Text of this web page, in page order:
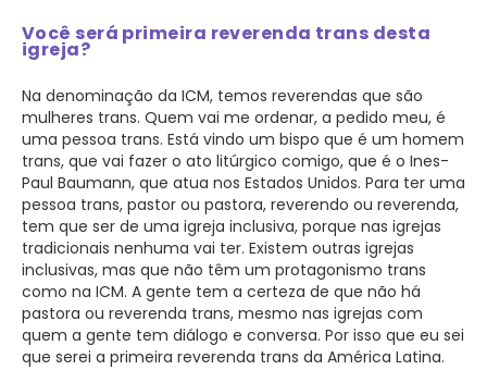
Você será primeira reverenda trans desta
igreja?
Na denominação da ICM, temos reverendas que são
mulheres trans. Quem vai me ordenar, a pedido meu, é
uma pessoa trans. Está vindo um bispo que é um homem
trans, que vai fazer o ato litúrgico comigo, que é o Ines-
Paul Baumann, que atua nos Estados Unidos. Para ter uma
pessoa trans, pastor ou pastora, reverendo ou reverenda,
tem que ser de uma igreja inclusiva, porque nas igrejas
tradicionais nenhuma vai ter. Existem outras igrejas
inclusivas, mas que não têm um protagonismo trans
como na ICM. A gente tem a certeza de que não há
pastora ou reverenda trans, mesmo nas igrejas com
quem a gente tem diálogo e conversa. Por isso que eu sei
que serei a primeira reverenda trans da América Latina.